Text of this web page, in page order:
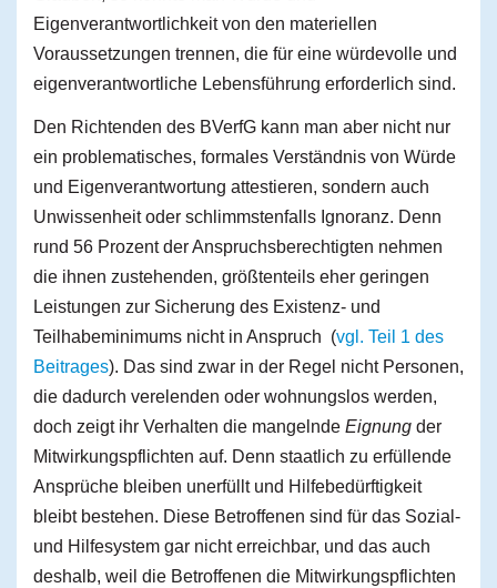
Eigenverantwortlichkeit von den materiellen
Voraussetzungen trennen, die für eine würdevolle und
eigenverantwortliche Lebensführung erforderlich sind.
Den Richtenden des BVerfG kann man aber nicht nur
ein problematisches, formales Verständnis von Würde
und Eigenverantwortung attestieren, sondern auch
Unwissenheit oder schlimmstenfalls Ignoranz. Denn
rund 56 Prozent der Anspruchsberechtigten nehmen
die ihnen zustehenden, größtenteils eher geringen
Leistungen zur Sicherung des Existenz- und
Teilhabeminimums nicht in Anspruch (vgl. Teil 1 des
Beitrages). Das sind zwar in der Regel nicht Personen,
die dadurch verelenden oder wohnungslos werden,
doch zeigt ihr Verhalten die mangelnde Eignung der
Mitwirkungspflichten auf. Denn staatlich zu erfüllende
Ansprüche bleiben unerfüllt und Hilfebedürftigkeit
bleibt bestehen. Diese Betroffenen sind für das Sozial-
und Hilfesystem gar nicht erreichbar, und das auch
deshalb, weil die Betroffenen die Mitwirkungspflichten